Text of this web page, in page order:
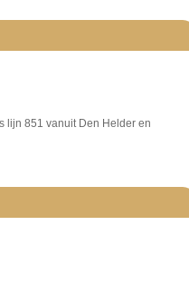
lijn 851 vanuit Den Helder en